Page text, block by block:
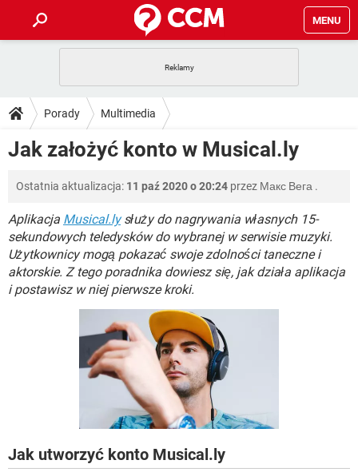
MENU
GRY
SPOTIFY NETFLIX
PORADY
PlayStation
GRY WHATSAPP
SPOTIFY NETFLIX
INSTAGRAM FACEBOOK
WINDOWS 10
DO POBRANIA
IOS NETFLIX
INSTAGRAM FACEBOOK
FORUM
COVID-19
GRY WHATSAPP
SPOTIFY NETFLIX
INSTAGRAM FACEBOOK
ARTYKUŁY
COVID-19 TIKTOK
WHATSAPP
NETFLIX
FACEBOOK
Porady Multimedia
Jak założyć konto w Musical.ly
Ostatnia aktualizacja: 11 paź 2020 o 20:24 przez Макс Вега .
Aplikacja Musical.lysłuży do nagrywania własnych 15-
sekundowych teledysków do wybranej w serwisie muzyki.
Użytkownicy mogą pokazać swoje zdolności taneczne i
aktorskie. Z tego poradnika dowiesz się, jak działa aplikacja
i postawisz w niej pierwsze kroki.
Jak utworzyć konto Musical.ly